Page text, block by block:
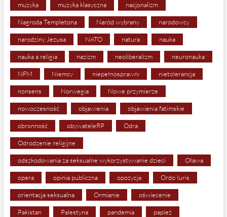
muzyka muzyka klasyczna nacjonalizm
Nagroda Templetona Naród wybrany narodowcy
narodziny Jezusa NATO natura nauka
nauka a religia nazizm neoliberalizm neuronauka
NFM Niemcy niepełnosprawni nietolerancja
nonsens Norwegia Nowe przymierze
nowoczesność objawienia objawienia fatimskie
obronność obywateleRP Odra
Odrodzenie religijne
odszkodowania za seksualne wykorzystywanie dzieci Oława
opera opinia publiczna opozycja Ordo Iuris
orientacja seksualna Ormianie oświecenie
Pakistan Palestyna pandemia papież